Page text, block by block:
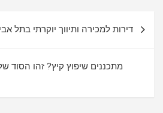
o
o
k
A
p
p
ט
דירות למכירה ותיווך יוקרתי בתל
מתכננים שיפוץ קיץ? זהו